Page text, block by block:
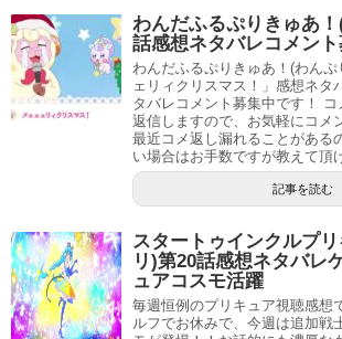
わんだふるぷりきゅあ
話感想ネタバレコメント
わんだふるぷりきゅあ！(わんぷ
ェリィクリスマス！」感想ネタ
タバレコメント募集中です！ コ
返信しますので、お気軽にコメ
最近コメ返し漏れることがある
い場合はお手数ですが教えて頂
記事を読む
スタートゥインクルプ
リ)第20話感想ネタバレ
ュアコスモ活躍
毎週恒例のプリキュア視聴感想
ルフでお休みで、今週は追加戦